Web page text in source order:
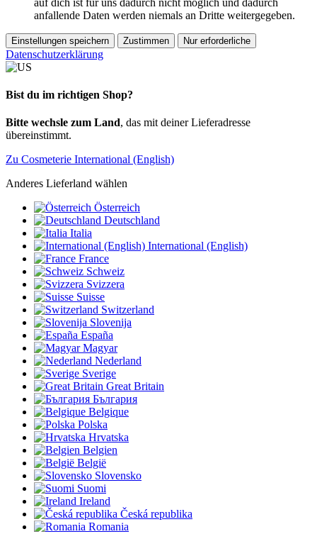
anfallende Daten werden niemals an Dritte weitergegeben.
Einstellungen speichern Zustimmen Nur erforderliche
Datenschutzerklärung
Bist du im richtigen Shop?
Bitte wechsle zum Land, das mit deiner Lieferadresse
übereinstimmt.
Zu Cosmeterie International (English)
Anderes Lieferland wählen
Österreich
Deutschland
Italia
International (English)
France
Schweiz
Svizzera
Suisse
Switzerland
Slovenija
España
Magyar
Nederland
Sverige
Great Britain
България
Belgique
Polska
Hrvatska
Belgien
België
Slovensko
Suomi
Ireland
Česká republika
Romania